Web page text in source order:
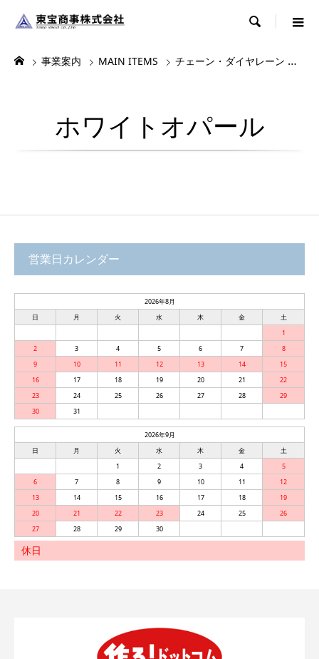

事業案内 MAIN ITEMS チェーン・ダイヤレーン
ホワイトオパール
営業日カレンダー
2026年8月
日
月 火 水 木 金
土
1
2
3 4 5 6 7
8
9
10 11 12 13 14
15
16
17 18 19 20 21
22
23
24 25 26 27 28
29
30
31
2026年9月
日
月 火 水 木 金
土
1
2 3 4
5
6
7 8 9 10 11
12
13
14 15 16 17 18
19
20
21 22 23 24 25
26
27
28 29 30
休日